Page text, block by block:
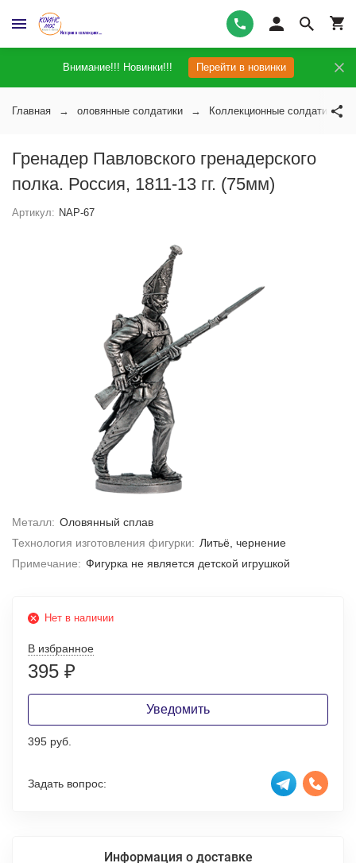
Внимание!!! Новинки!!! Перейти в новинки
Главная оловянные солдатики Коллекционные солдатики
Гренадер Павловского гренадерского
полка. Россия, 1811-13 гг. (75мм)
Артикул: NAP-67
Металл: Оловянный сплав
Технология изготовления фигурки: Литьё, чернение
Примечание: Фигурка не является детской игрушкой
Нет в наличии
В избранное
395 ₽
Уведомить
395 руб.
Задать вопрос:
Информация о доставке